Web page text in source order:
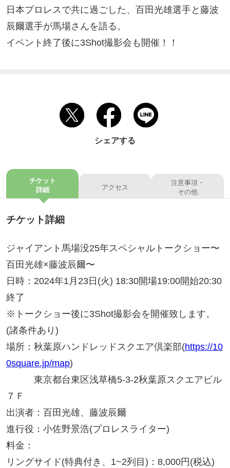
日本プロレスで共に過ごした、百田光雄選手と藤波
辰爾選手が馬場さんを語る。
イベント終了後に3Shot撮影会も開催！！
シェアする
チケット
詳細
アクセス
注意事項・
その他
チケット詳細
ジャイアント馬場没25年スペシャルトークショー〜
百田光雄×藤波辰爾〜
日時：2024年1月23日(火) 18:30開場19:00開始20:30
終了
※トークショー後に3Shot撮影会を開催致します。
(諸条件あり)
場所：秋葉原ハンドレッドスクエア倶楽部(https://10
0square.jp/map)
東京都台東区浅草橋5-3-2秋葉原スクエアビル
７Ｆ
出演者：百田光雄、藤波辰爾
進行役：小佐野景浩(プロレスライター)
料金：
リングサイド(特典付き、1~2列目)：8,000円(税込)